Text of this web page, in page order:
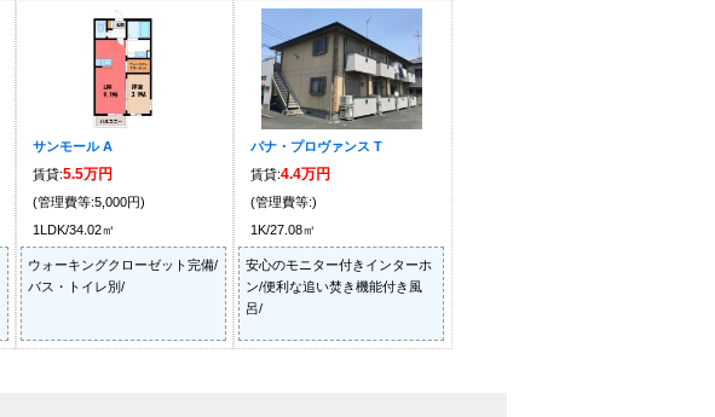
サンモール A
賃貸:5.5万円
(管理費等:5,000円)
1LDK/34.02㎡
ウォーキングクローゼット完備/
バス・トイレ別/
パナ・プロヴァンス T
賃貸:4.4万円
(管理費等:)
1K/27.08㎡
安心のモニター付きインターホ
ン/便利な追い焚き機能付き風
呂/